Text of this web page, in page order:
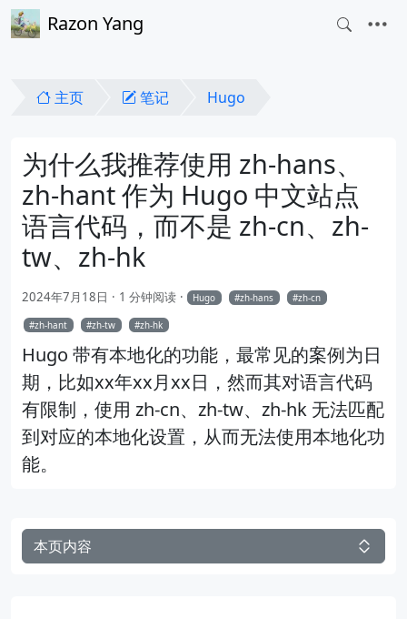
Razon Yang
主页 笔记 Hugo
为什么我推荐使用 zh-hans、
zh-hant 作为 Hugo 中文站点
语言代码，而不是 zh-cn、zh-
tw、zh-hk
2024年7月18日 1 分钟阅读 Hugo zh-hans zh-cn
zh-hant zh-tw zh-hk
Hugo 带有本地化的功能，最常见的案例为日
期，比如xx年xx月xx日，然而其对语言代码
有限制，使用 zh-cn、zh-tw、zh-hk 无法匹配
到对应的本地化设置，从而无法使用本地化功
能。
本页内容